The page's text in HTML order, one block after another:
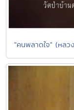
"คนพลาดใจ" (หล